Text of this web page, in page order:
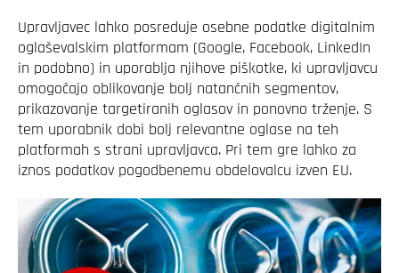
Upravljavec lahko posreduje osebne podatke digitalnim
oglaševalskim platformam (Google, Facebook, LinkedIn
in podobno) in uporablja njihove piškotke, ki upravljavcu
omogočajo oblikovanje bolj natančnih segmentov,
prikazovanje targetiranih oglasov in ponovno trženje. S
tem uporabnik dobi bolj relevantne oglase na teh
platformah s strani upravljavca. Pri tem gre lahko za
iznos podatkov pogodbenemu obdelovalcu izven EU.